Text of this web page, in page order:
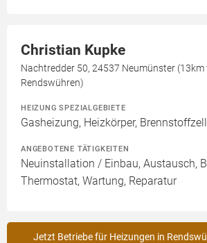
Christian Kupke
Nachtredder 50, 24537 Neumünster (13km
Rendswühren)
HEIZUNG SPEZIALGEBIETE
Gasheizung, Heizkörper,
ANGEBOTENE TÄTIGKEITEN
Neuinstallation / Einbau, Austausch,
Thermostat, Wartung, Reparatur
Jetzt Betriebe für Heizungen in